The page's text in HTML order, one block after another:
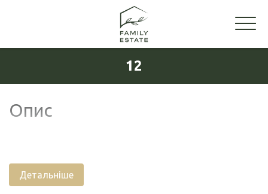
12
Опис
Детальніше